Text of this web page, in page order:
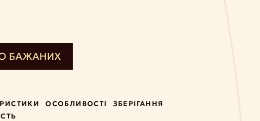
БАЖАНИХ
ОСОБЛИВОСТІ
ЗБЕРІГАННЯ